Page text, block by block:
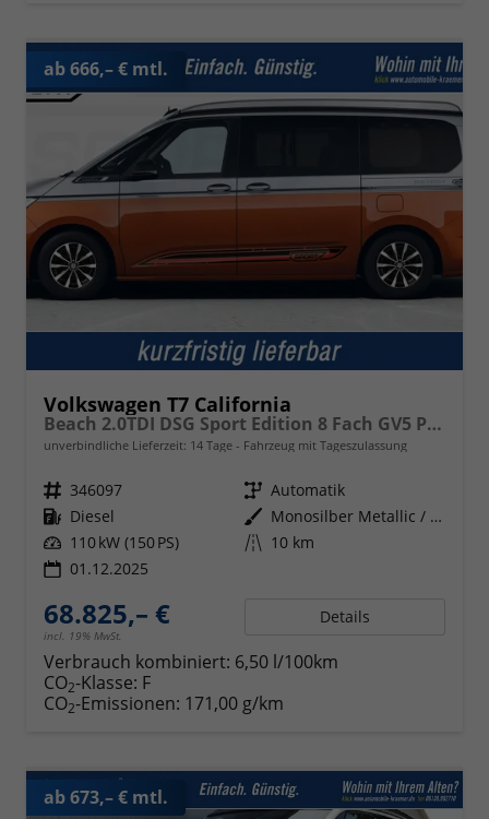
ab 666,– € mtl.
Volkswagen T7 California
Beach 2.0TDI DSG Sport Edition 8 Fach GV5 Premium+
unverbindliche Lieferzeit: 14 Tage Fahrzeug mit Tageszulassung
Fahrzeugnr. 346097 Getriebe Automatik
Kraftstoff Diesel Außenfarbe
Monosilber Metallic / Energetic Orange Metallic
Leistung 110 kW (150 PS) Kilometerstand 10 km
01.12.2025
68.825,– €
incl. 19% MwSt.
Details
Verbrauch kombiniert: 6,50 l/100km
CO2-Klasse: F
CO2-Emissionen: 171,00 g/km
ab 673,– € mtl.